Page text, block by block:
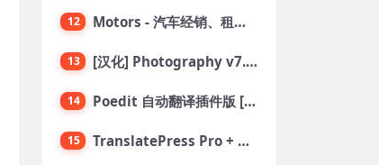
12 Motors - 汽车经销、租赁与分类列表 WordPress 主题
13 [汉化] Photography v7.4.13 创意摄影设计作品展示主题
14 Poedit 自动翻译插件版 [腾讯+百度版] 可调速翻译
15 TranslatePress Pro + Business 多语言网站翻译插件